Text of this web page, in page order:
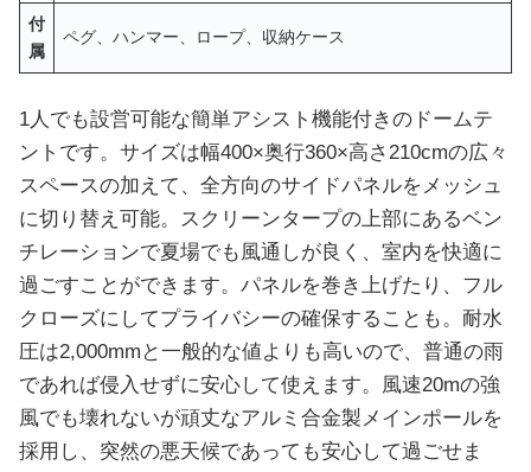
付
属
ペグ、ハンマー、ロープ、収納ケース
1人でも設営可能な簡単アシスト機能付きのドームテ
ントです。サイズは幅400×奥行360×高さ210cmの広々
スペースの加えて、全方向のサイドパネルをメッシュ
に切り替え可能。スクリーンタープの上部にあるベン
チレーションで夏場でも風通しが良く、室内を快適に
過ごすことができます。パネルを巻き上げたり、フル
クローズにしてプライバシーの確保することも。耐水
圧は2,000mmと一般的な値よりも高いので、普通の雨
であれば侵入せずに安心して使えます。風速20mの強
風でも壊れないが頑丈なアルミ合金製メインポールを
採用し、突然の悪天候であっても安心して過ごせま